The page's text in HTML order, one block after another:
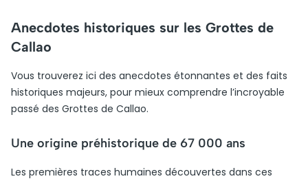
Anecdotes historiques sur les Grottes de
Callao
Vous trouverez ici des anecdotes étonnantes et des faits
historiques majeurs, pour mieux comprendre l’incroyable
passé des Grottes de Callao.
Une origine préhistorique de 67 000 ans
Les premières traces humaines découvertes dans ces